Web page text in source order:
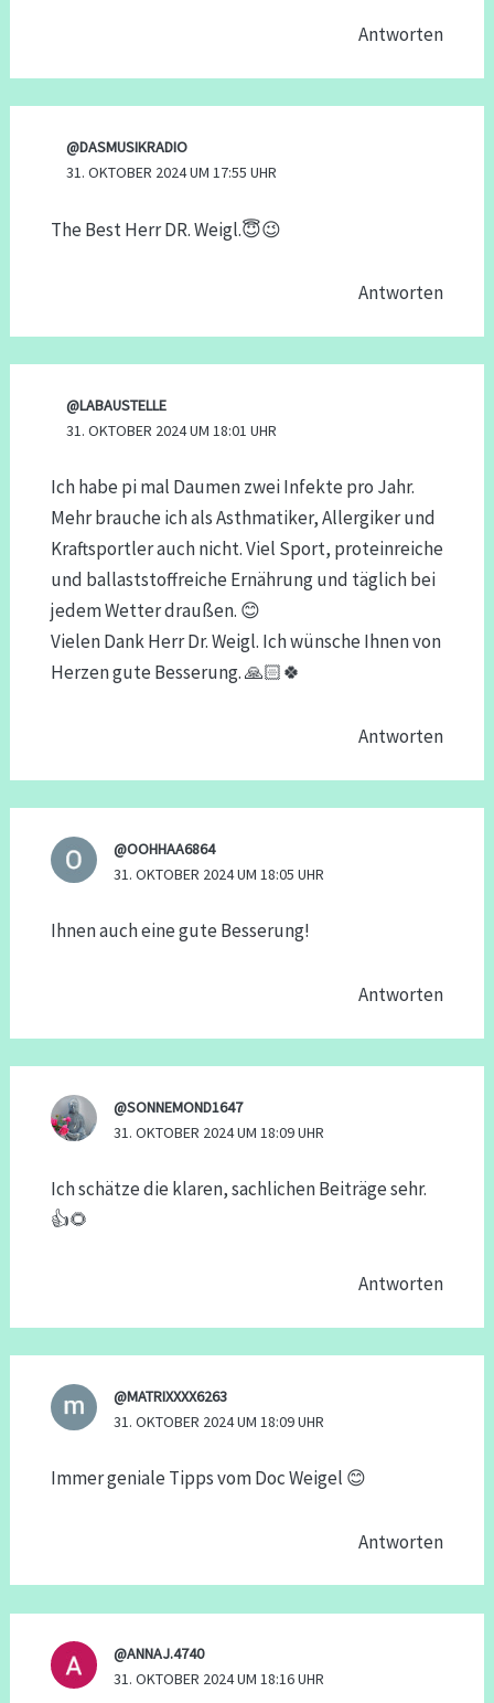
Antworten
@DASMUSIKRADIO
31. OKTOBER 2024 UM 17:55 UHR
The Best Herr DR. Weigl.😇😉
Antworten
@LABAUSTELLE
31. OKTOBER 2024 UM 18:01 UHR
Ich habe pi mal Daumen zwei Infekte pro Jahr.
Mehr brauche ich als Asthmatiker, Allergiker und
Kraftsportler auch nicht. Viel Sport, proteinreiche
und ballaststoffreiche Ernährung und täglich bei
jedem Wetter draußen. 😊
Vielen Dank Herr Dr. Weigl. Ich wünsche Ihnen von
Herzen gute Besserung. 🙏🏻🍀
Antworten
@OOHHAA6864
31. OKTOBER 2024 UM 18:05 UHR
Ihnen auch eine gute Besserung!
Antworten
@SONNEMOND1647
31. OKTOBER 2024 UM 18:09 UHR
Ich schätze die klaren, sachlichen Beiträge sehr.
👍🌻
Antworten
@MATRIXXXX6263
31. OKTOBER 2024 UM 18:09 UHR
Immer geniale Tipps vom Doc Weigel 😊
Antworten
@ANNAJ.4740
31. OKTOBER 2024 UM 18:16 UHR